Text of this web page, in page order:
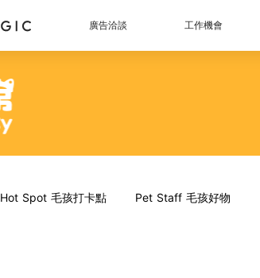
廣告洽談 工作機會
Hot Spot 毛孩打卡點 Pet Staff 毛孩好物